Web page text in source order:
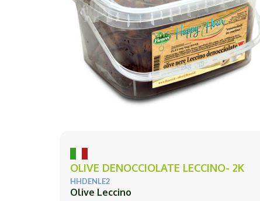
OLIVE DENOCCIOLATE LECCINO- 2K
HHDENLE2
Olive Leccino